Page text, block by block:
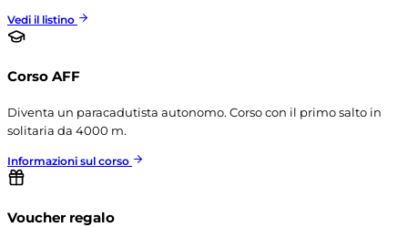
Vedi il listino
Corso AFF
Diventa un paracadutista autonomo. Corso con il primo salto in
solitaria da 4000 m.
Informazioni sul corso
Voucher regalo